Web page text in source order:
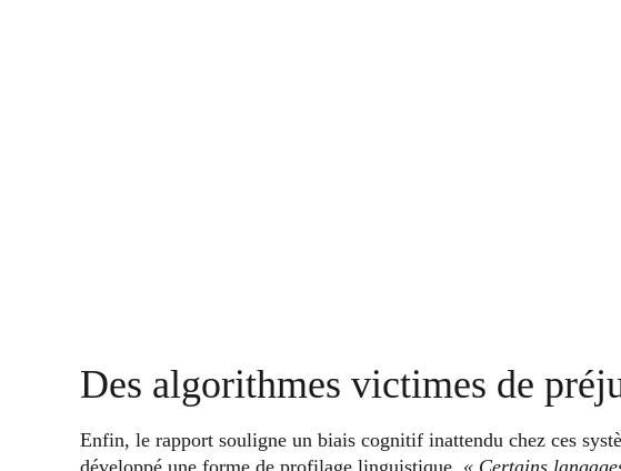
Des algorithmes victimes de
Enfin, le rapport souligne un biais cognitif inattendu chez ces
développé une forme de profilage linguistique. « Certains